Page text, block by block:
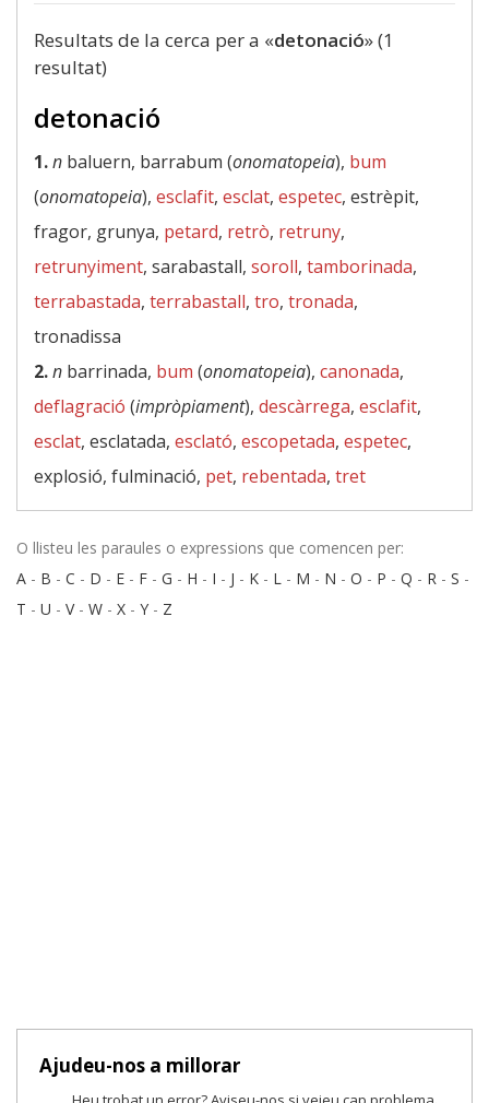
Resultats de la cerca per a «detonació» (1
resultat)
detonació
1.n baluern, barrabum (onomatopeia), bum
(onomatopeia), esclafit, esclat, espetec, estrèpit,
fragor, grunya, petard, retrò, retruny,
retrunyiment, sarabastall, soroll, tamborinada,
terrabastada, terrabastall, tro, tronada,
tronadissa
2.n barrinada, bum (onomatopeia), canonada,
deflagració (impròpiament), descàrrega, esclafit,
esclat, esclatada, esclató, escopetada, espetec,
explosió, fulminació, pet, rebentada, tret
O llisteu les paraules o expressions que comencen per:
A - B - C - D - E - F - G - H - I - J - K - L - M - N - O - P - Q - R - S -
T - U - V- W - X - Y - Z
Ajudeu-nos a millorar